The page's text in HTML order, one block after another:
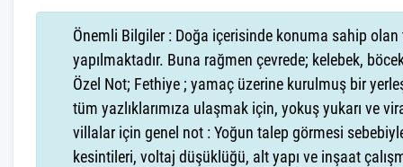
seçenektir.
Denizin ve doğanın harmonik buluşması ile
Sabahları, güneşin ilk ışıkları ile uyanıp, Havuz
kahve, baş başa geçireceğiniz zamanın kıymetini bir
İçeriği estetik ve zarafetle bezenmiş olan Villa Lilyum
Önemli Bilgiler : Doğa içerisinde konuma sahip
yapılmaktadır. Buna rağmen çevrede; kelebek,
Özel Not; Fethiye ; yamaç üzerine kurulmuş bir
tüm yazlıklarımıza ulaşmak için, yokuş yukarı ve
villalar için genel not : Yoğun talep görmesi
kesintileri, voltaj düşüklüğü, alt yapı ve inşaat